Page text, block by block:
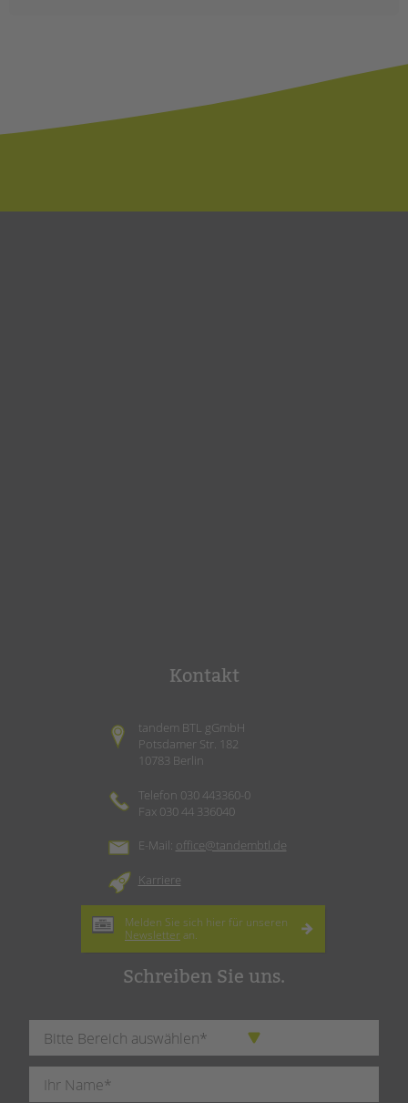
Kontakt
tandem BTL gGmbH
Potsdamer Str. 182
10783 Berlin
Telefon 030 443360-0
Fax 030 44 336040
E-Mail: office@tandembtl.de
Karriere
Melden Sie sich hier für unseren
Newsletter an.
Schreiben Sie uns.